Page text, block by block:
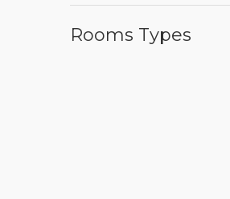
Rooms Types